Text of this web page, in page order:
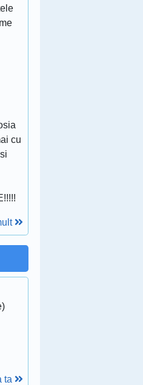
cu
ta